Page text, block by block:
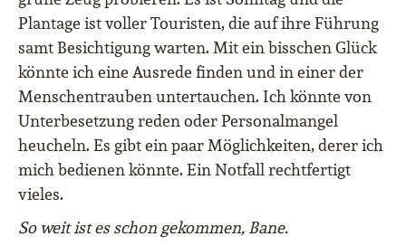
Plantage ist voller Touristen, die auf ihre Führung
samt Besichtigung warten. Mit ein bisschen Glück
könnte ich eine Ausrede finden und in einer der
Menschentrauben untertauchen. Ich könnte von
Unterbesetzung reden oder Personalmangel
heucheln. Es gibt ein paar Möglichkeiten, derer ich
mich bedienen könnte. Ein Notfall rechtfertigt
vieles.
So weit ist es schon gekommen, Bane.